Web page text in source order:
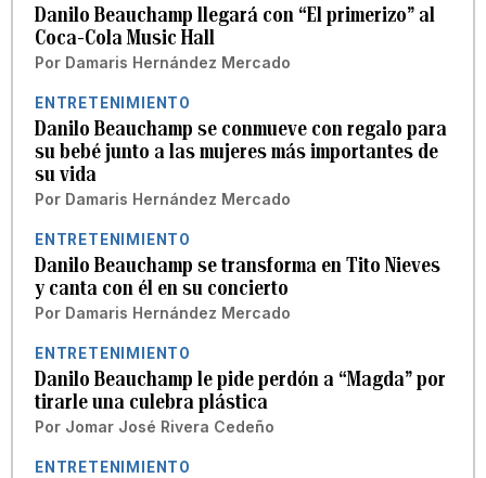
Danilo Beauchamp llegará con “El primerizo” al
Coca-Cola Music Hall
Por Damaris Hernández Mercado
ENTRETENIMIENTO
Danilo Beauchamp se conmueve con regalo para
su bebé junto a las mujeres más importantes de
su vida
Por Damaris Hernández Mercado
ENTRETENIMIENTO
Danilo Beauchamp se transforma en Tito Nieves
y canta con él en su concierto
Por Damaris Hernández Mercado
ENTRETENIMIENTO
Danilo Beauchamp le pide perdón a “Magda” por
tirarle una culebra plástica
Por Jomar José Rivera Cedeño
ENTRETENIMIENTO